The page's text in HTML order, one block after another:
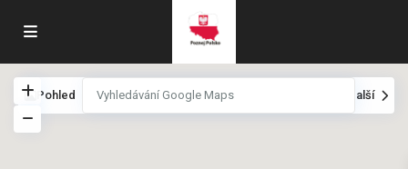
Pohled Moje lokace Celá obrazovka další